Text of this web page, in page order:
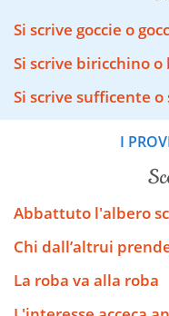
Si scrive goccie o
Si scrive biricchino
Si scrive sufficente
I
Abbattuto l'albero
Chi dall’altrui
La roba va alla roba